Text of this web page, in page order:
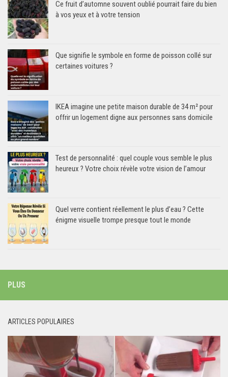
Ce fruit d’automne souvent oublié pourrait faire du bien
à vos yeux et à votre tension
Que signifie le symbole en forme de poisson collé sur
certaines voitures ?
IKEA imagine une petite maison durable de 34 m² pour
offrir un logement digne aux personnes sans domicile
Test de personnalité : quel couple vous semble le plus
heureux ? Votre choix révèle votre vision de l’amour
Quel verre contient réellement le plus d’eau ? Cette
énigme visuelle trompe presque tout le monde
PLUS
ARTICLES POPULAIRES